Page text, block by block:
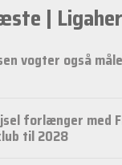
|
vogter også
forlænger med
til 2028